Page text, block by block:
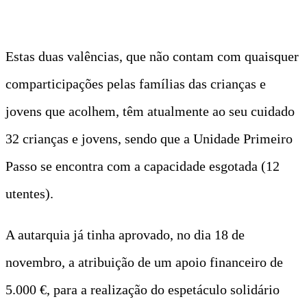
Estas duas valências, que não contam com quaisquer
comparticipações pelas famílias das crianças e
jovens que acolhem, têm atualmente ao seu cuidado
32 crianças e jovens, sendo que a Unidade Primeiro
Passo se encontra com a capacidade esgotada (12
utentes).
A autarquia já tinha aprovado, no dia 18 de
novembro, a atribuição de um apoio financeiro de
5.000 €, para a realização do espetáculo solidário